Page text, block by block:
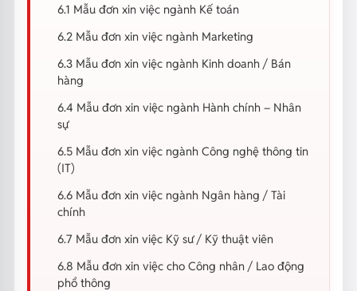
6.1 Mẫu đơn xin việc ngành Kế toán
6.2 Mẫu đơn xin việc ngành Marketing
6.3 Mẫu đơn xin việc ngành Kinh doanh / Bán
hàng
6.4 Mẫu đơn xin việc ngành Hành chính – Nhân
sự
6.5 Mẫu đơn xin việc ngành Công nghệ thông tin
(IT)
6.6 Mẫu đơn xin việc ngành Ngân hàng / Tài
chính
6.7 Mẫu đơn xin việc Kỹ sư / Kỹ thuật viên
6.8 Mẫu đơn xin việc cho Công nhân / Lao động
phổ thông